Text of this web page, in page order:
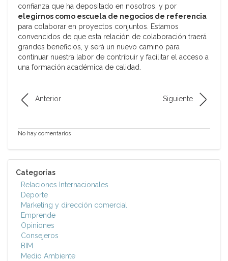
confianza que ha depositado en nosotros, y por
elegirnos como escuela de negocios de referencia
para colaborar en proyectos conjuntos. Estamos
convencidos de que esta relación de colaboración traerá
grandes beneficios, y será un nuevo camino para
continuar nuestra labor de contribuir y facilitar el acceso a
una formación académica de calidad.
Anterior Siguiente
No hay comentarios
Categorías
Relaciones Internacionales
Deporte
Marketing y dirección comercial
Emprende
Opiniones
Consejeros
BIM
Medio Ambiente